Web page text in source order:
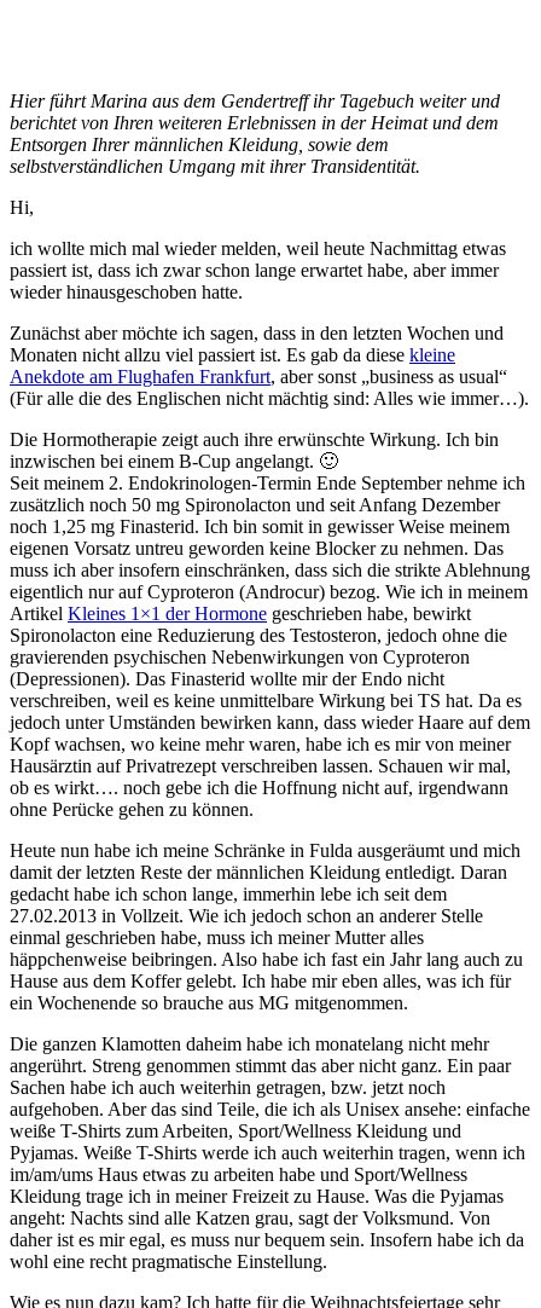
Hier führt Marina aus dem Gendertreff ihr Tagebuch weiter und
berichtet von Ihren weiteren Erlebnissen in der Heimat und dem
Entsorgen Ihrer männlichen Kleidung, sowie dem
selbstverständlichen Umgang mit ihrer Transidentität.
Hi,
ich wollte mich mal wieder melden, weil heute Nachmittag etwas
passiert ist, dass ich zwar schon lange erwartet habe, aber immer
wieder hinausgeschoben hatte.
Zunächst aber möchte ich sagen, dass in den letzten Wochen und
Monaten nicht allzu viel passiert ist. Es gab da diese kleine
Anekdote am Flughafen Frankfurt, aber sonst „business as usual“
(Für alle die des Englischen nicht mächtig sind: Alles wie immer…).
Die Hormotherapie zeigt auch ihre erwünschte Wirkung. Ich bin
inzwischen bei einem B-Cup angelangt. 🙂
Seit meinem 2. Endokrinologen-Termin Ende September nehme ich
zusätzlich noch 50 mg Spironolacton und seit Anfang Dezember
noch 1,25 mg Finasterid. Ich bin somit in gewisser Weise meinem
eigenen Vorsatz untreu geworden keine Blocker zu nehmen. Das
muss ich aber insofern einschränken, dass sich die strikte Ablehnung
eigentlich nur auf Cyproteron (Androcur) bezog. Wie ich in meinem
Artikel Kleines 1×1 der Hormone geschrieben habe, bewirkt
Spironolacton eine Reduzierung des Testosteron, jedoch ohne die
gravierenden psychischen Nebenwirkungen von Cyproteron
(Depressionen). Das Finasterid wollte mir der Endo nicht
verschreiben, weil es keine unmittelbare Wirkung bei TS hat. Da es
jedoch unter Umständen bewirken kann, dass wieder Haare auf dem
Kopf wachsen, wo keine mehr waren, habe ich es mir von meiner
Hausärztin auf Privatrezept verschreiben lassen. Schauen wir mal,
ob es wirkt…. noch gebe ich die Hoffnung nicht auf, irgendwann
ohne Perücke gehen zu können.
Heute nun habe ich meine Schränke in Fulda ausgeräumt und mich
damit der letzten Reste der männlichen Kleidung entledigt. Daran
gedacht habe ich schon lange, immerhin lebe ich seit dem
27.02.2013 in Vollzeit. Wie ich jedoch schon an anderer Stelle
einmal geschrieben habe, muss ich meiner Mutter alles
häppchenweise beibringen. Also habe ich fast ein Jahr lang auch zu
Hause aus dem Koffer gelebt. Ich habe mir eben alles, was ich für
ein Wochenende so brauche aus MG mitgenommen.
Die ganzen Klamotten daheim habe ich monatelang nicht mehr
angerührt. Streng genommen stimmt das aber nicht ganz. Ein paar
Sachen habe ich auch weiterhin getragen, bzw. jetzt noch
aufgehoben. Aber das sind Teile, die ich als Unisex ansehe: einfache
weiße T-Shirts zum Arbeiten, Sport/Wellness Kleidung und
Pyjamas. Weiße T-Shirts werde ich auch weiterhin tragen, wenn ich
im/am/ums Haus etwas zu arbeiten habe und Sport/Wellness
Kleidung trage ich in meiner Freizeit zu Hause. Was die Pyjamas
angeht: Nachts sind alle Katzen grau, sagt der Volksmund. Von
daher ist es mir egal, es muss nur bequem sein. Insofern habe ich da
wohl eine recht pragmatische Einstellung.
Wie es nun dazu kam? Ich hatte für die Weihnachtsfeiertage sehr